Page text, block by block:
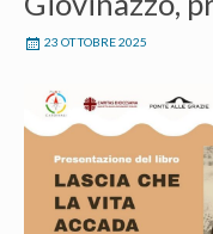
23 OTTOBRE 2025